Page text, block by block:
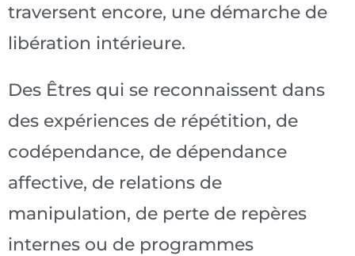
traversent encore, une démarche de
libération intérieure.
Des Êtres qui se reconnaissent dans
des expériences de répétition, de
codépendance, de dépendance
affective, de relations de
manipulation, de perte de repères
internes ou de programmes